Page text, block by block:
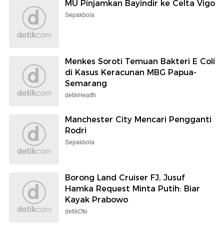
MU Pinjamkan Bayindir ke Celta Vigo
Sepakbola
Menkes Soroti Temuan Bakteri E Coli
di Kasus Keracunan MBG Papua-
Semarang
detikHealth
Manchester City Mencari Pengganti
Rodri
Sepakbola
Borong Land Cruiser FJ, Jusuf
Hamka Request Minta Putih: Biar
Kayak Prabowo
detikOto